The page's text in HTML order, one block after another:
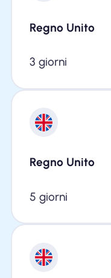
Regno Unito
3 giorni
Regno Unito
5 giorni